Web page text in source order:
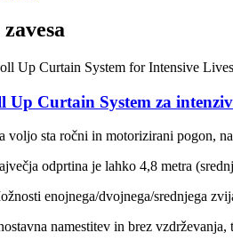
Up Curtain System za
voljo sta ročni in motorizirani pogon,
odprtina je lahko 4,8 metra
enojnega/dvojnega/srednjega
namestitev in brez vzdrževanja,